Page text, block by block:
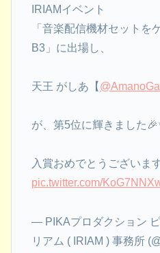
IRIAMイベント
「音楽配信機材セットを
B3」に出場し、
天王 がしあ【
が、第5位に輝きました
入賞おめでとうございま
pic.twitter.com/
— PIKAプロダクション
リアム ( IRIAM ) 事務所